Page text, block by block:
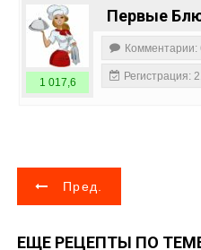
Первые
1 017,6
Комментарии:
Регистрация:
Н
Пред.
ЕЩЕ РЕЦЕПТЫ ПО